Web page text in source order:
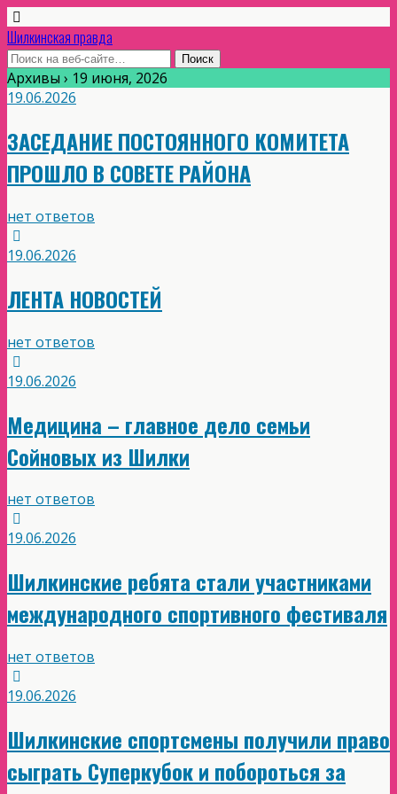
Шилкинская правда
Архивы › 19 июня, 2026
19.06.2026
ЗАСЕДАНИЕ ПОСТОЯННОГО КОМИТЕТА
ПРОШЛО В СОВЕТЕ РАЙОНА
нет ответов
19.06.2026
ЛЕНТА НОВОСТЕЙ
нет ответов
19.06.2026
Медицина – главное дело семьи
Сойновых из Шилки
нет ответов
19.06.2026
Шилкинские ребята стали участниками
международного спортивного фестиваля
нет ответов
19.06.2026
Шилкинские спортсмены получили право
сыграть Суперкубок и побороться за